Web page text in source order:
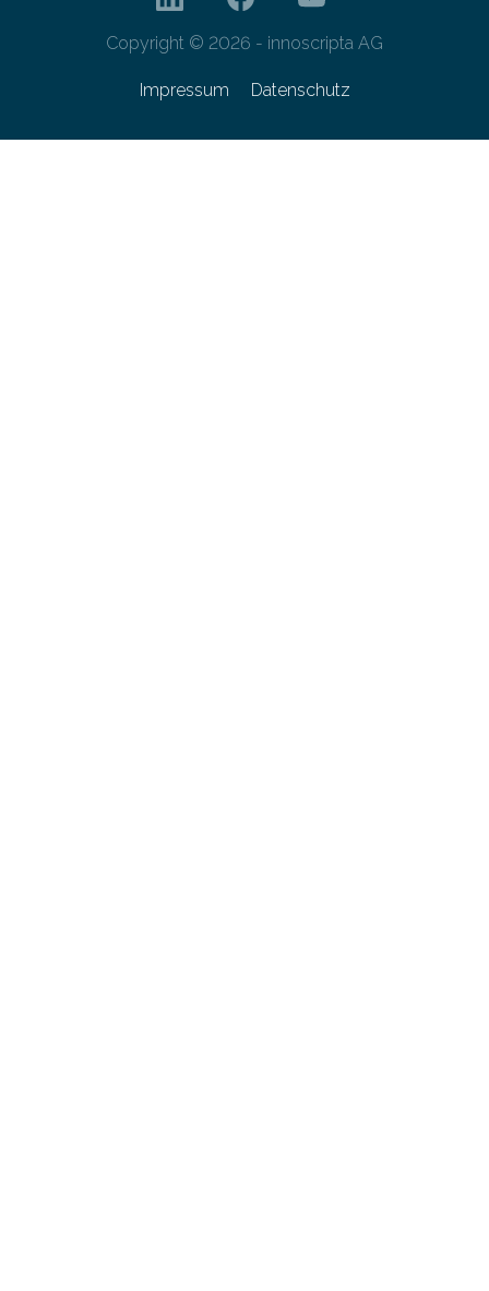
Copyright © 2026 - innoscripta AG
Impressum Datenschutz